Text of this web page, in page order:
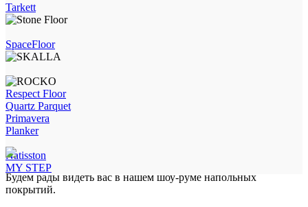
Tarkett
SpaceFloor
Respect Floor
Quartz Parquet
Primavera
Planker
Natisston
MY STEP
Будем рады видеть вас в нашем шоу-руме напольных
покрытий.